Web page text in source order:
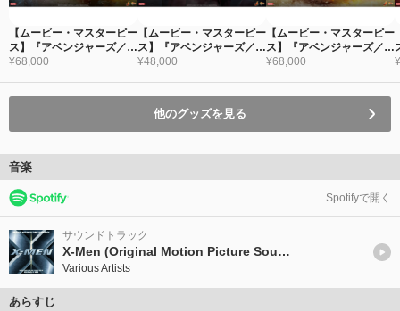
【ムービー・マスターピー
ス】『アベンジャーズ／ド
ゥームズデイ』1/6スケー
¥68,000
【ムービー・マスターピー
ス】『アベンジャーズ／ド
ゥームズデイ』1/6スケー
¥48,000
【ムービー・マスターピー
ス】『アベンジャーズ／ド
ゥームズデイ』1/6スケー
¥68,000
他のグッズを見る
音楽
Spotifyで開く
サウンドトラック
X-Men (Original Motion Picture Soundtrack)
Various Artists
あらすじ